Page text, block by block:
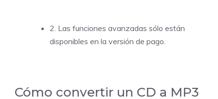
2. Las funciones avanzadas sólo están
disponibles en la versión de pago.
Cómo convertir un CD a MP3